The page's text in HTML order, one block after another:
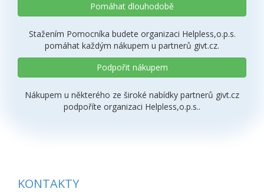
Pomáhat dlouhodobě
Stažením Pomocníka budete organizaci Helpless,o.p.s.
pomáhat každým nákupem u partnerů givt.cz.
Podpořit nákupem
Nákupem u některého ze široké nabídky partnerů givt.cz
podpoříte organizaci Helpless,o.p.s..
KONTAKTY